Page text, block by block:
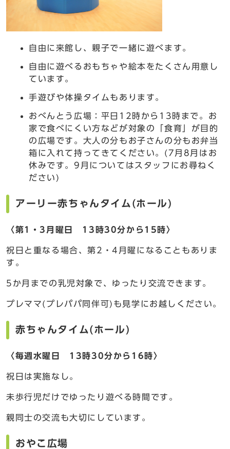
自由に来館し、親子で一緒に遊べます。
自由に遊べるおもちゃや絵本をたくさん用意し
ています。
手遊びや体操タイムもあります。
おべんとう広場：平日12時から13時まで。お
家で食べにくい方などが対象の「食育」が目的
の広場です。大人の分もお子さんの分もお弁当
箱に入れて持ってきてください。(7月8月はお
休みです。9月についてはスタッフにお尋ねく
ださい)
アーリー赤ちゃんタイム(ホール)
〈第1・3月曜日 13時30分から15時〉
祝日と重なる場合、第2・4月曜になることもありま
す。
5か月までの乳児対象で、ゆったり交流できます。
プレママ(プレパパ同伴可)も見学にお越しください。
赤ちゃんタイム(ホール)
〈毎週水曜日 13時30分から16時〉
祝日は実施なし。
未歩行児だけでゆったり遊べる時間です。
親同士の交流も大切にしています。
おやこ広場